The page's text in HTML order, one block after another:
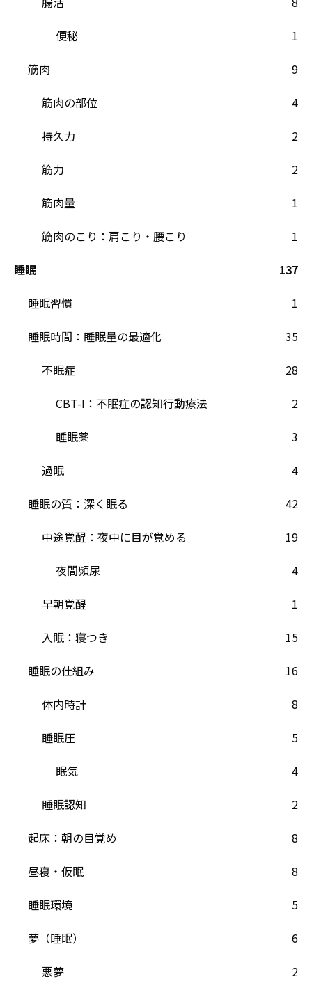
便秘
1
筋肉
9
筋肉の部位
4
持久力
2
筋力
2
筋肉量
1
筋肉のこり：肩こり・腰こり
1
睡眠
137
睡眠習慣
1
睡眠時間：睡眠量の最適化
35
不眠症
28
CBT-I：不眠症の認知行動療法
2
睡眠薬
3
過眠
4
睡眠の質：深く眠る
42
中途覚醒：夜中に目が覚める
19
夜間頻尿
4
早朝覚醒
1
入眠：寝つき
15
睡眠の仕組み
16
体内時計
8
睡眠圧
5
眠気
4
睡眠認知
2
起床：朝の目覚め
8
昼寝・仮眠
8
睡眠環境
5
夢（睡眠）
6
悪夢
2